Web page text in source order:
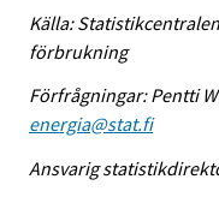
Källa:
förbrukning
Förfrågningar: Pentti
energia@stat.fi
Ansvarig